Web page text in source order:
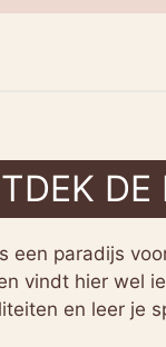
een paradijs
vindt hier wel
en leer je